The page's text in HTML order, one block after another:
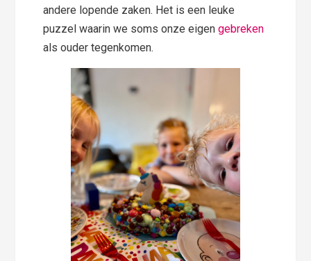
andere lopende zaken. Het is een leuke
puzzel waarin we soms onze eigengebreken
als ouder tegenkomen.